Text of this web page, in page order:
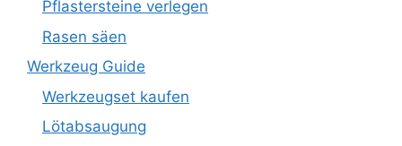
Pflastersteine verlegen
Rasen säen
Werkzeug Guide
Werkzeugset kaufen
Lötabsaugung